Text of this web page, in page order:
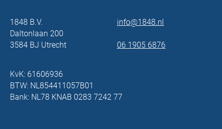
1848 B.V.
Daltonlaan 200
3584 BJ Utrecht
info@1848.nl
06 1905 6876
KvK: 61606936
BTW: NL854411057B01
Bank: NL78 KNAB 0283 7242 77